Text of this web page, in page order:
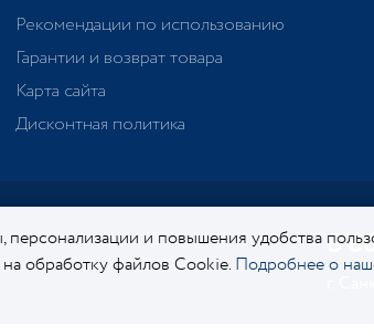
Рекомендации по использованию
Гарантии и возврат товара
Карта сайта
Дисконтная политика
8
г.
и повышения удобства
обработку файлов Cookie. Подробнее о